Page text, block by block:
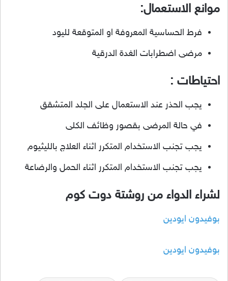
موانع الاستعمال:
فرط الحساسية المعروفة او المتوقعة لليود
مرضى اضطرابات الغدة الدرقية
احتياطات :
يجب الحذر عند الاستعمال على الجلد المتشقق
في حالة المرضى بقصور وظائف الكلى
يجب تجنب الاستخدام المتكرر اثناء العلاج بالليثيوم
يجب تجنب الاستخدام المتكرر اثناء الحمل والرضاعة
لشراء الدواء من روشتة دوت كوم
بوفيدون ايودين
بوفيدون ايودين